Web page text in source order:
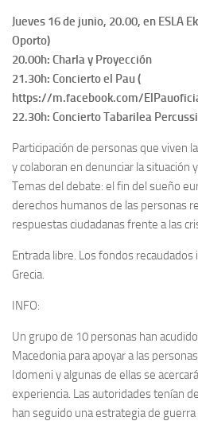
Jueves 16 de junio, 20.00, en ESLA
Oporto)
20.00h: Charla y Proyección
21.30h: Concierto el Pau (
https://m.facebook.com/
22.30h: Concierto Tabarilea
Participación de personas que viven
y colaboran en denunciar la situación
Temas del debate: el fin del sueño
derechos humanos de las personas
respuestas ciudadanas frente a las
Entrada libre. Los fondos
Grecia.
INFO:
Un grupo de 10 personas han
Macedonia para apoyar a las
Idomeni y algunas de ellas se
experiencia. Las autoridades tenían
han seguido una estrategia de